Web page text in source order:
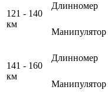
121 - 140
км
Длинномер
Манипулятор
141 - 160
км
Длинномер
Манипулятор